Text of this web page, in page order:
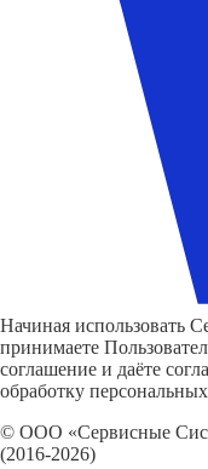
Начиная использовать
принимаете
соглашение и даёте
обработку
© ООО «Сервисные
(2016-2026)